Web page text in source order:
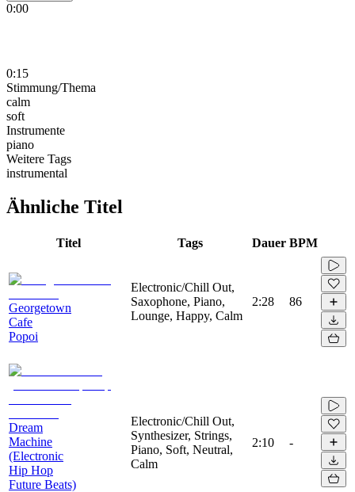
0:00
0:15
Stimmung/Thema
calm
soft
Instrumente
piano
Weitere Tags
instrumental
Ähnliche Titel
Titel Tags Dauer BPM
Georgetown
Cafe
Popoi
Electronic/Chill Out,
Saxophone, Piano,
Lounge, Happy, Calm
2:28 86
Dream
Machine
(Electronic
Hip Hop
Future Beats)
Electronic/Chill Out,
Synthesizer, Strings,
Piano, Soft, Neutral,
Calm
2:10 -